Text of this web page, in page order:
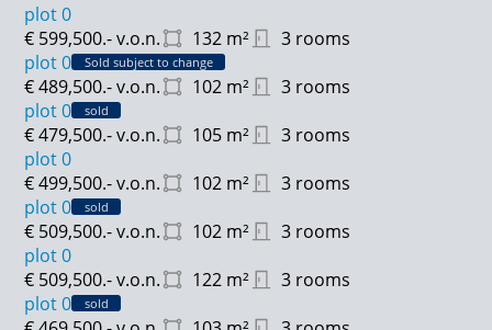
plot 0
132 m² 3 rooms
€ 599,500.-v.o.n.
plot 0
Sold subject to change
102 m² 3 rooms
€ 489,500.-v.o.n.
plot 0
sold
105 m² 3 rooms
€ 479,500.-v.o.n.
plot 0
102 m² 3 rooms
€ 499,500.-v.o.n.
plot 0
sold
102 m² 3 rooms
€ 509,500.-v.o.n.
plot 0
122 m² 3 rooms
€ 509,500.-v.o.n.
plot 0
sold